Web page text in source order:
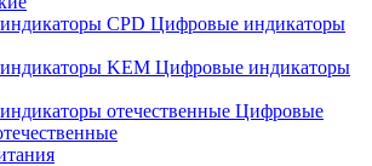
Цифровые индикаторы
Цифровые индикаторы
Цифровые